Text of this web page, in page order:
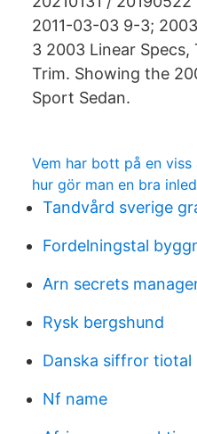
2011-03-03 9-3;
3 2003 Linear Specs,
Trim. Showing the
Sport Sedan.
Vem har bott på en viss
hur gör man en bra
Tandvård sverige
Fordelningstal
Arn secrets
Rysk bergshund
Danska siffror tiotal
Nf name